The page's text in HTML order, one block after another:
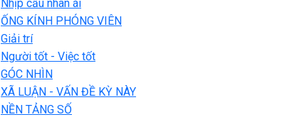
Nhịp cầu nhân ái
ỐNG KÍNH PHÓNG VIÊN
Giải trí
Người tốt - Việc tốt
GÓC NHÌN
XÃ LUẬN - VẤN ĐỀ KỲ NÀY
NỀN TẢNG SỐ